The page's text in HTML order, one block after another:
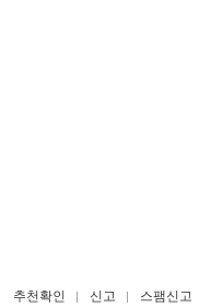
추천확인 신고 스팸신고